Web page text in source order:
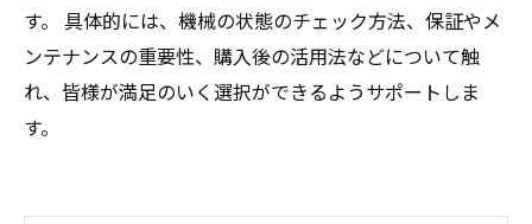
す。 具体的には、機械の状態のチェック方法、保証やメ
ンテナンスの重要性、購入後の活用法などについて触
れ、皆様が満足のいく選択ができるようサポートしま
す。